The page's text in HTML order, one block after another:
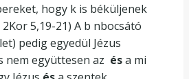
hogy k is béküljenek
5,19-21) A b nbocsátó
pedig egyedül Jézus
nem együttesen az ésa mi